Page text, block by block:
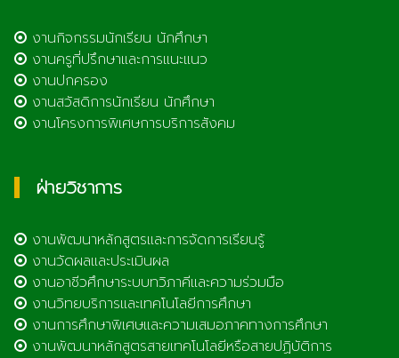
งานกิจกรรมนักเรียน นักศึกษา
งานครูที่ปรึกษาและการแนะแนว
งานปกครอง
งานสวัสดิการนักเรียน นักศึกษา
งานโครงการพิเศษการบริการสังคม
ฝ่ายวิชาการ
งานพัฒนาหลักสูตรและการจัดการเรียนรู้
งานวัดผลและประเมินผล
งานอาชีวศึกษาระบบทวิภาคีและความร่วมมือ
งานวิทยบริการและเทคโนโลยีการศึกษา
งานการศึกษาพิเศษและความเสมอภาคทางการศึกษา
งานพัฒนาหลักสูตรสายเทคโนโลยีหรือสายปฏิบัติการ